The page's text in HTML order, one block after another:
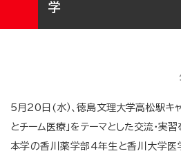
学
5月20日(水）、徳島文理大学高松駅キ
とチーム医療」をテーマとした交流・実習
本学の香川薬学部4年生と香川大学医